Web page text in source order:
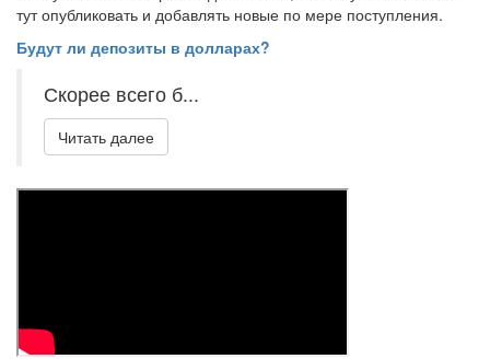
тут опубликовать и добавлять новые по мере поступления.
Будут ли депозиты в долларах?
Скорее всего б...
Читать далее